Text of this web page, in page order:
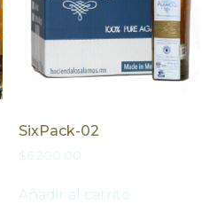
SixPack-02
$6,200.00
Añadir al carrito